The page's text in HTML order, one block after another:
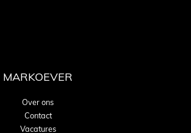
MARKOEVER
Over ons
Contact
Vacatures